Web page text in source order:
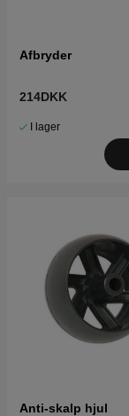
Afbryder
214DKK
I lager
Anti-skalp hjul